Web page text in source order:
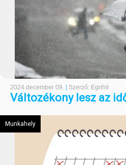
2024 december 09. Szerző: Egrihír
Változékony lesz az
Munkahely